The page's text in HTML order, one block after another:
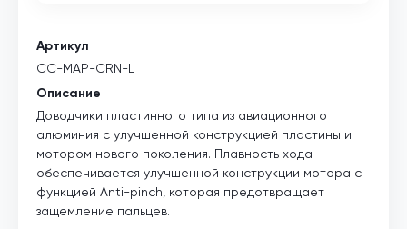
Артикул
CC-MAP-CRN-L
Описание
Доводчики пластинного типа из авиационного
алюминия с улучшенной конструкцией пластины и
мотором нового поколения. Плавность хода
обеспечивается улучшенной конструкции мотора с
функцией Anti-pinch, которая предотвращает
защемление пальцев.